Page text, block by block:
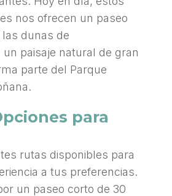
nos ofrecen un paseo
dunas de
paisaje natural de gran
parte del Parque
para
rutas disponibles para
a tus preferencias.
un paseo corto de 30